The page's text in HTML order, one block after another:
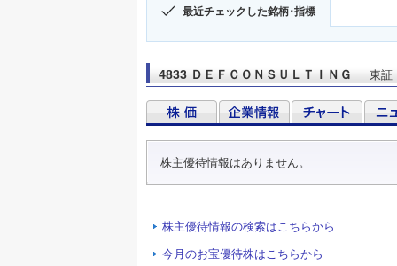
最近チェックした銘柄･指標
4833 ＤＥＦＣＯＮＳＵＬＴＩＮＧ 東証
株主優待情報はありません。
株主優待情報の検索はこちらから
今月のお宝優待株はこちらから